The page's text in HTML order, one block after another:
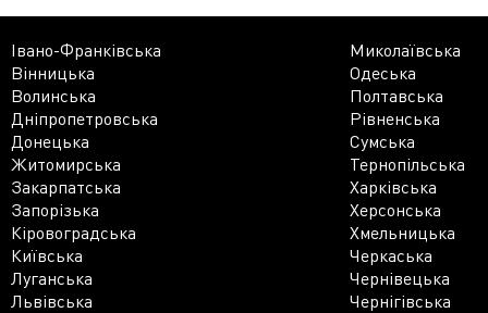
Івано-Франківська
Миколаївська
Вінницька
Одеська
Волинська
Полтавська
Дніпропетровська
Рівненська
Донецька
Сумська
Житомирська
Тернопільська
Закарпатська
Харківська
Запорізька
Херсонська
Кіровоградська
Хмельницька
Київська
Черкаська
Луганська
Чернівецька
Львівська
Чернігівська